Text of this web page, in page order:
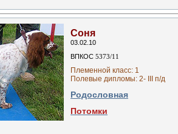
Соня
03.02.10
ВПКОС 5373/11
Племенной класс: 1
Полевые дипломы: 2- III п/д
Родословная
Потомки